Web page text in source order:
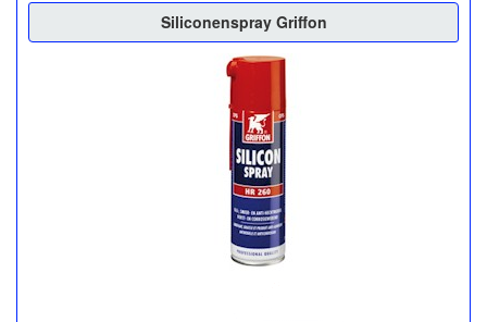
Siliconenspray Griffon